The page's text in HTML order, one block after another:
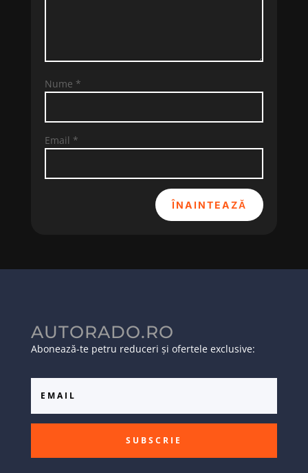
Nume *
Email *
ÎNAINTEAZĂ
AUTORADO.RO
Abonează-te petru reduceri și ofertele exclusive:
SUBSCRIE